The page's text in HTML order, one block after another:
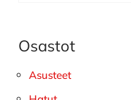
sivupalkki
Osastot
Asusteet